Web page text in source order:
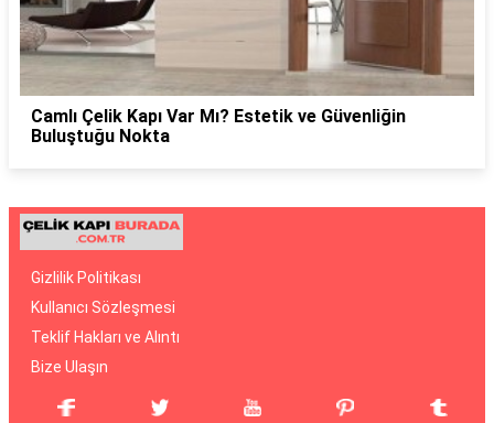
Camlı Çelik Kapı Var Mı? Estetik ve Güvenliğin
Buluştuğu Nokta
Gizlilik Politikası
Kullanıcı Sözleşmesi
Teklif Hakları ve Alıntı
Bize Ulaşın